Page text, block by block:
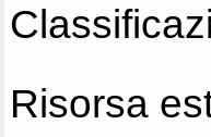
Risorsa